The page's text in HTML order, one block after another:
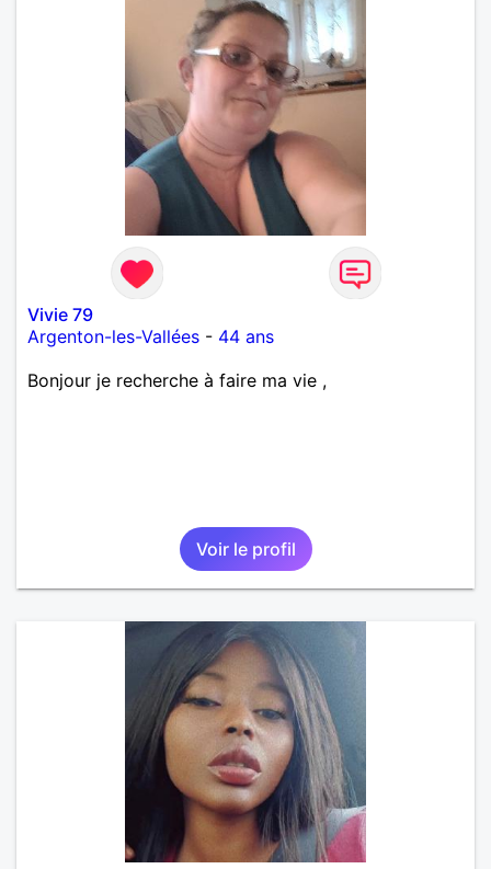
Vivie 79
Argenton-les-Vallées - 44 ans
Bonjour je recherche à faire ma vie ,
Voir le profil